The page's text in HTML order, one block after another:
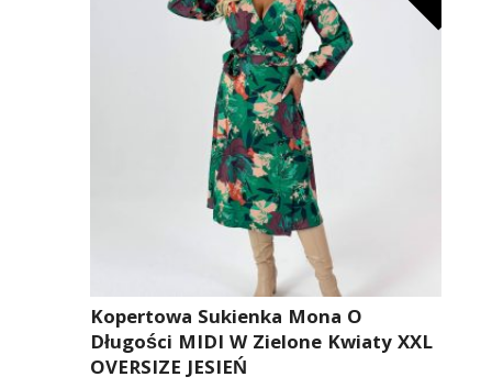
Kopertowa Sukienka Mona O
Długości MIDI W Zielone Kwiaty XXL
OVERSIZE JESIEŃ